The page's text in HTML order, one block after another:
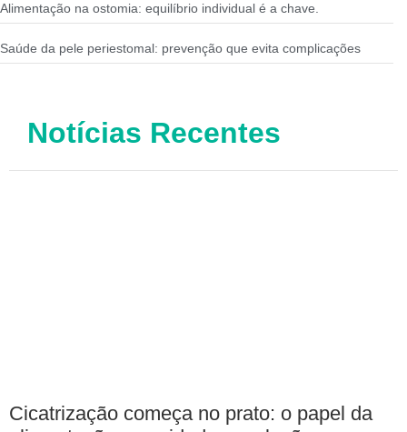
Alimentação na ostomia: equilíbrio individual é a chave.
Saúde da pele periestomal: prevenção que evita complicações
Notícias Recentes
Cicatrização começa no prato: o papel da